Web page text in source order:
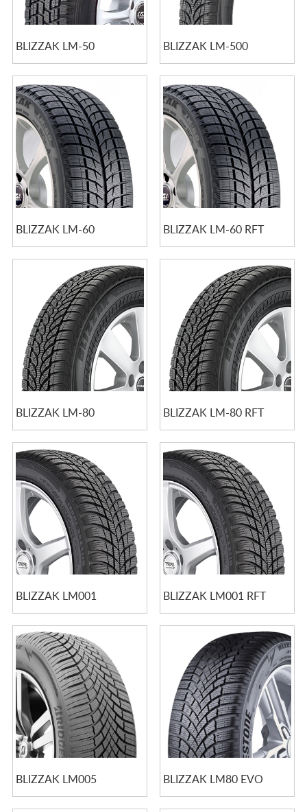
BLIZZAK LM-50 BLIZZAK LM-500
BLIZZAK LM-60 BLIZZAK LM-60 RFT
BLIZZAK LM-80 BLIZZAK LM-80 RFT
BLIZZAK LM001 BLIZZAK LM001 RFT
BLIZZAK LM005 BLIZZAK LM80 EVO